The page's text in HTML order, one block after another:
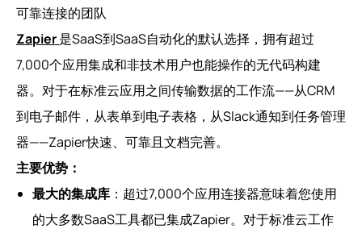
可靠连接的团队
Zapier是SaaS到SaaS自动化的默认选择，拥有超过
7,000个应用集成和非技术用户也能操作的无代码构建
器。对于在标准云应用之间传输数据的工作流——从CRM
到电子邮件，从表单到电子表格，从Slack通知到任务管理
器——Zapier快速、可靠且文档完善。
主要优势：
最大的集成库 ：超过7,000个应用连接器意味着您使用
的大多数SaaS工具都已集成Zapier。对于标准云工作